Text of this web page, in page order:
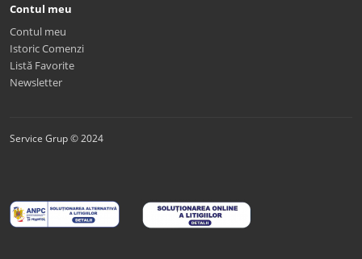
Contul meu
Contul meu
Istoric Comenzi
Listă Favorite
Newsletter
Service Grup © 2024